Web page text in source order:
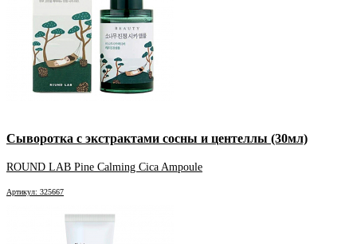
Сыворотка с экстрактами сосны и центеллы (30мл)
ROUND LAB Pine Calming Cica Ampoule
Артикул: 325667